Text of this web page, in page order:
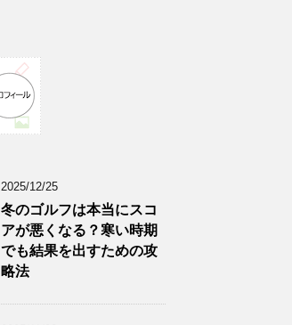
2025/12/25
冬のゴルフは本当にスコ
アが悪くなる？寒い時期
でも結果を出すための攻
略法